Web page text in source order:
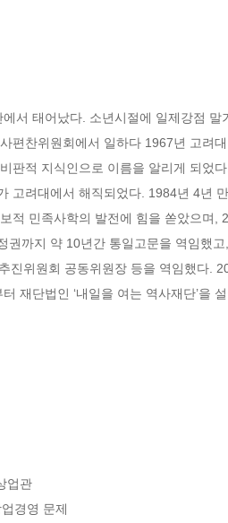
서 태어났다. 소년시절에 일제강점
편찬위원회에서 일하다 1967년 고려
판적 지식인으로 이름을 알리게 되었
고려대에서 해직되었다. 1984년 4년
적 민족사학의 발전에 힘을 쏟았으며
권까지 약 10년간 통일고문을 역임했
진위원회 공동위원장 등을 역임했다.
재단법인 ‘내일을 여는 역사재단’을
업관
경영 문제